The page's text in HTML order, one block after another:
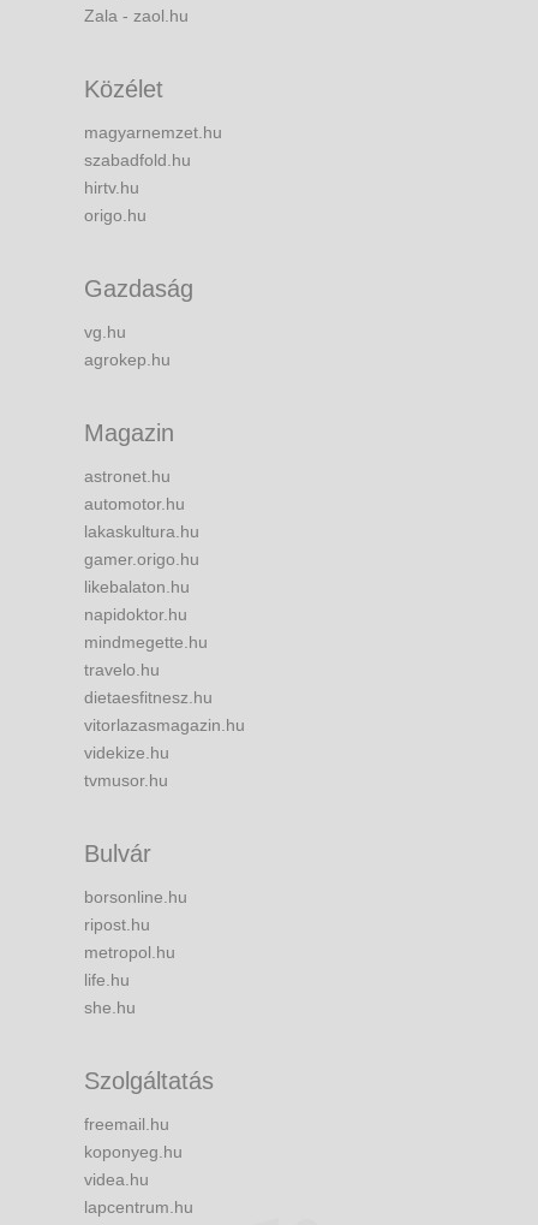
Zala - zaol.hu
Közélet
magyarnemzet.hu
szabadfold.hu
hirtv.hu
origo.hu
Gazdaság
vg.hu
agrokep.hu
Magazin
astronet.hu
automotor.hu
lakaskultura.hu
gamer.origo.hu
likebalaton.hu
napidoktor.hu
mindmegette.hu
travelo.hu
dietaesfitnesz.hu
vitorlazasmagazin.hu
videkize.hu
tvmusor.hu
Bulvár
borsonline.hu
ripost.hu
metropol.hu
life.hu
she.hu
Szolgáltatás
freemail.hu
koponyeg.hu
videa.hu
lapcentrum.hu